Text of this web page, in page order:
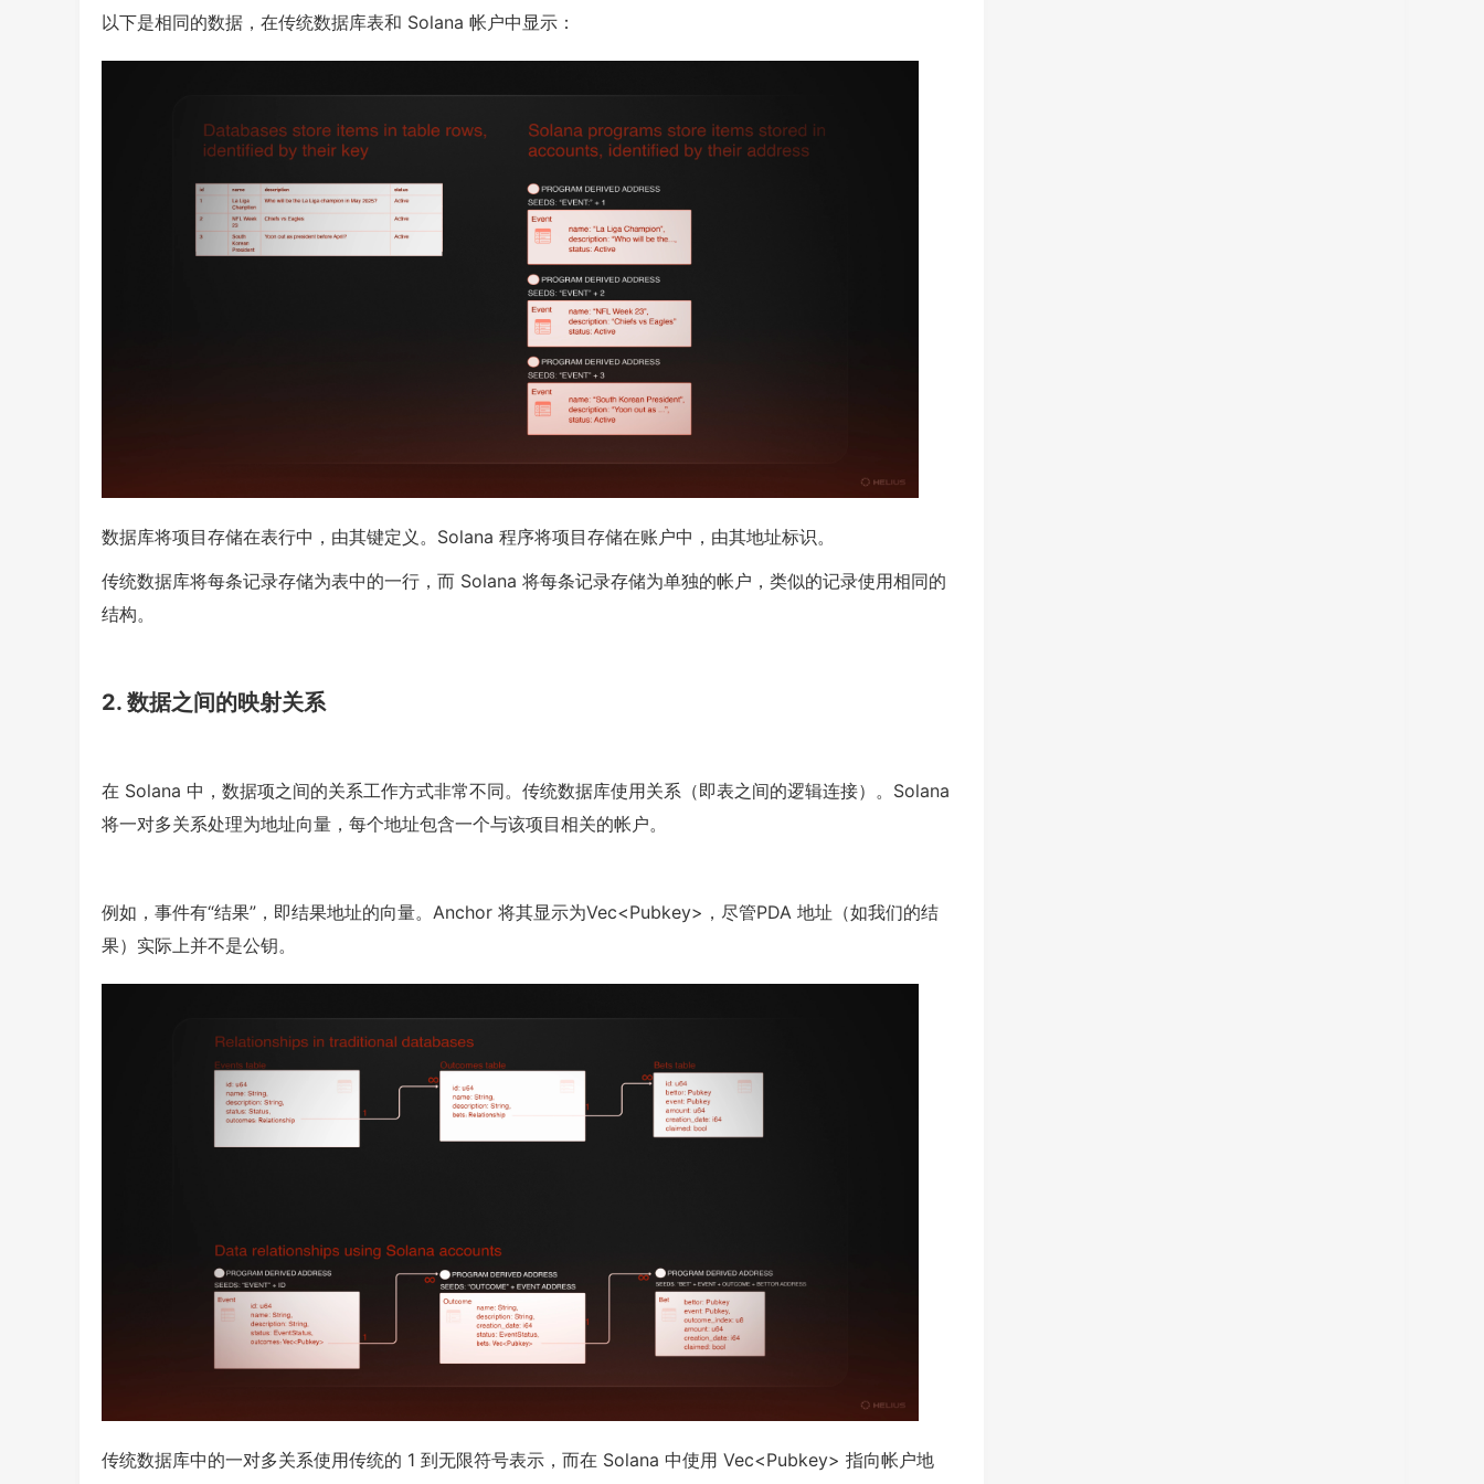
以下是相同的数据，在传统数据库表和 Solana 帐户中显示：
数据库将项目存储在表行中，由其键定义。Solana 程序将项目存储在账户中，由其地址标识。
传统数据库将每条记录存储为表中的一行，而 Solana 将每条记录存储为单独的帐户，类似的记录使用相同的
结构。
2. 数据之间的映射关系
在 Solana 中，数据项之间的关系工作方式非常不同。传统数据库使用关系（即表之间的逻辑连接）。Solana
将一对多关系处理为地址向量，每个地址包含一个与该项目相关的帐户。
例如，事件有“结果”，即结果地址的向量。Anchor 将其显示为Vec<Pubkey>，尽管PDA 地址（如我们的结
果）实际上并不是公钥。
传统数据库中的一对多关系使用传统的 1 到无限符号表示，而在 Solana 中使用 Vec<Pubkey> 指向帐户地